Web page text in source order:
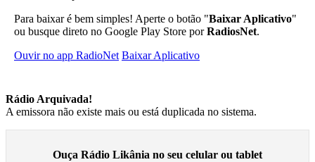
Para baixar é bem simples! Aperte o botão "Baixar Aplicativo"
ou busque direto no Google Play Store porRadiosNet.
Ouvir no app RadioNet Baixar Aplicativo
Rádio Arquivada!
A emissora não existe mais ou está duplicada no sistema.
Ouça Rádio Likânia no seu celular ou tablet